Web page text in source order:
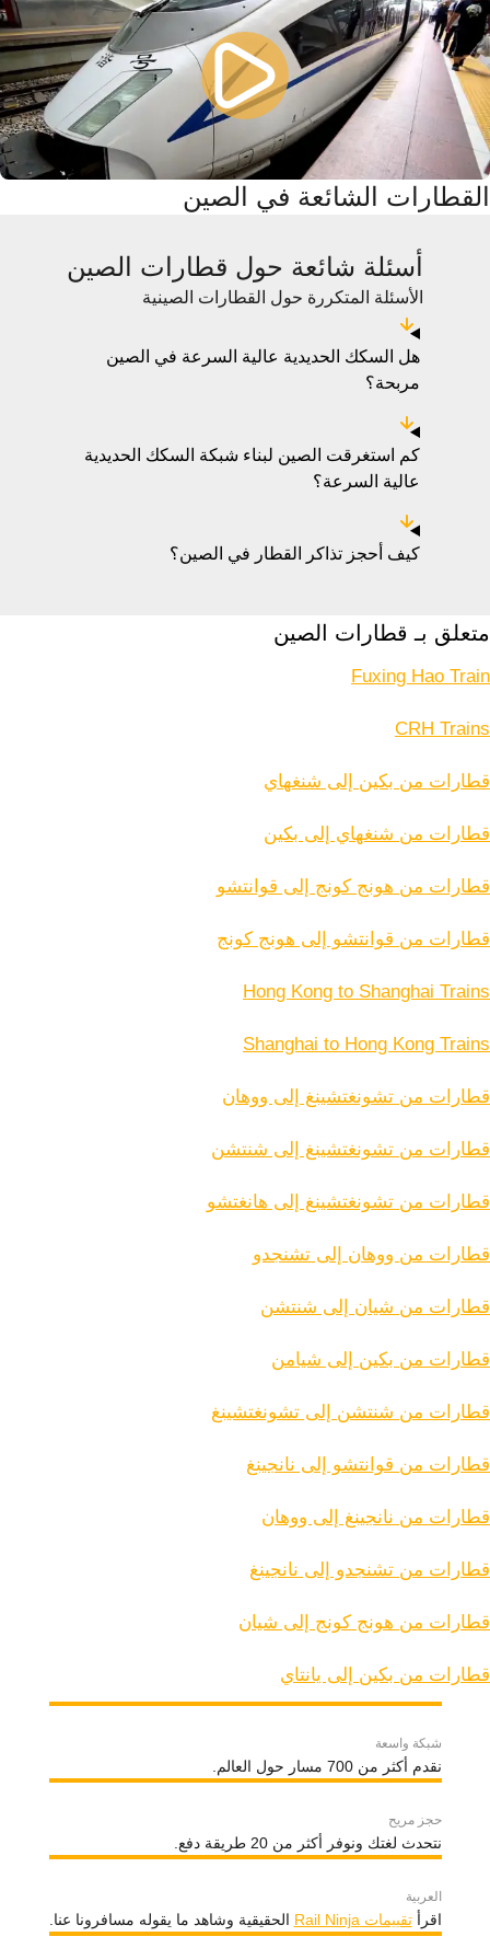
القطارات الشائعة في الصين
أسئلة شائعة حول قطارات الصين
الأسئلة المتكررة حول القطارات الصينية
هل السكك الحديدية عالية السرعة في الصين
مربحة؟
كم استغرقت الصين لبناء شبكة السكك الحديدية
عالية السرعة؟
كيف أحجز تذاكر القطار في الصين؟
متعلق بـ قطارات الصين
Fuxing Hao Train
CRH Trains
قطارات من بكين إلى شنغهاي
قطارات من شنغهاي إلى بكين
قطارات من هونج كونج إلى قوانتشو
قطارات من قوانتشو إلى هونج كونج
Hong Kong to Shanghai Trains
Shanghai to Hong Kong Trains
قطارات من تشونغتشينغ إلى ووهان
قطارات من تشونغتشينغ إلى شنتشن
قطارات من تشونغتشينغ إلى هانغتشو
قطارات من ووهان إلى تشنجدو
قطارات من شيان إلى شنتشن
قطارات من بكين إلى شيامن
قطارات من شنتشن إلى تشونغتشينغ
قطارات من قوانتشو إلى نانجينغ
قطارات من نانجينغ إلى ووهان
قطارات من تشنجدو إلى نانجينغ
قطارات من هونج كونج إلى شيان
قطارات من بكين إلى يانتاي
شبكة واسعة
نقدم أكثر من 700 مسار حول العالم.
حجز مريح
نتحدث لغتك ونوفر أكثر من 20 طريقة دفع.
العربية
اقرأتقييمات Rail Ninja الحقيقية وشاهد ما يقوله مسافرونا عنا.